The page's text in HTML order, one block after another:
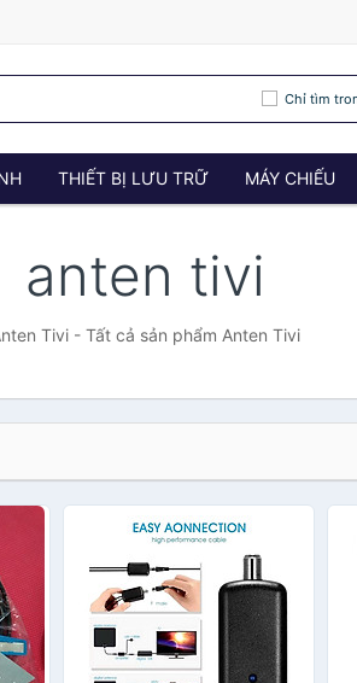
Chỉ tìm
THIẾT BỊ LƯU TRỮ MÁY CHIẾU
anten tivi
Tivi - Tất cả sản phẩm Anten Tivi